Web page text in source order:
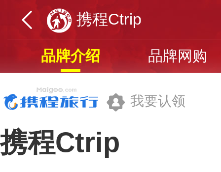
携程Ctrip
品牌介绍 品牌网购
我要认领
携程Ctrip